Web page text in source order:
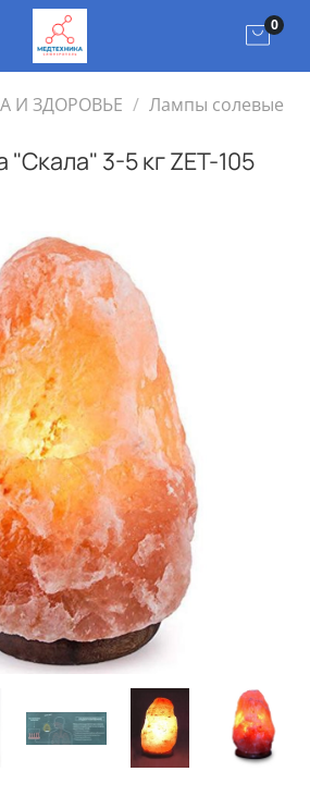
0
И ЗДОРОВЬЕ Лампы солевые
3-5 кг ZET-105